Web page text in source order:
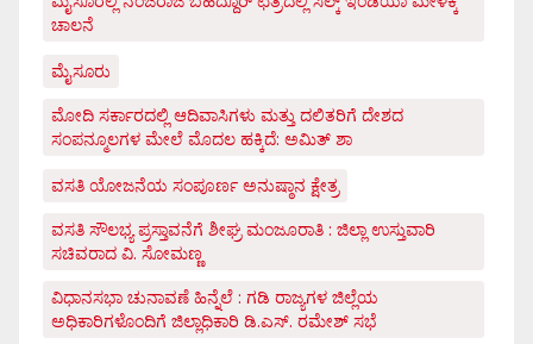
ಚಾಲನೆ
ಮೈಸೂರು
ಮೋದಿ ಸರ್ಕಾರದಲ್ಲಿ ಆದಿವಾಸಿಗಳು ಮತ್ತು ದಲಿತರಿಗೆ ದೇಶದ
ಸಂಪನ್ಮೂಲಗಳ ಮೇಲೆ ಮೊದಲ ಹಕ್ಕಿದೆ: ಅಮಿತ್ ಶಾ
ವಸತಿ ಯೋಜನೆಯ ಸಂಪೂರ್ಣ ಅನುಷ್ಠಾನ ಕ್ಷೇತ್ರ
ವಸತಿ ಸೌಲಭ್ಯ ಪ್ರಸ್ತಾವನೆಗೆ ಶೀಘ್ರ ಮಂಜೂರಾತಿ : ಜಿಲ್ಲಾ ಉಸ್ತುವಾರಿ
ಸಚಿವರಾದ ವಿ. ಸೋಮಣ್ಣ
ವಿಧಾನಸಭಾ ಚುನಾವಣೆ ಹಿನ್ನೆಲೆ : ಗಡಿ ರಾಜ್ಯಗಳ ಜಿಲ್ಲೆಯ
ಅಧಿಕಾರಿಗಳೊಂದಿಗೆ ಜಿಲ್ಲಾಧಿಕಾರಿ ಡಿ.ಎಸ್. ರಮೇಶ್ ಸಭೆ